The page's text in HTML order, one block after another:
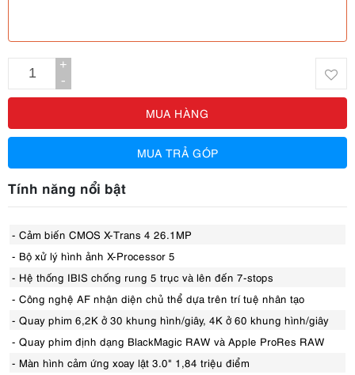
+
-
MUA HÀNG
MUA TRẢ GÓP
Tính năng nổi bật
- Cảm biến CMOS X-Trans 4 26.1MP
- Bộ xử lý hình ảnh X-Processor 5
- Hệ thống IBIS chống rung 5 trục và lên đến 7-stops
- Công nghệ AF nhận diện chủ thể dựa trên trí tuệ nhân tạo
- Quay phim 6,2K ở 30 khung hình/giây, 4K ở 60 khung hình/giây
- Quay phim định dạng BlackMagic RAW và Apple ProRes RAW
- Màn hình cảm ứng xoay lật 3.0" 1,84 triệu điểm